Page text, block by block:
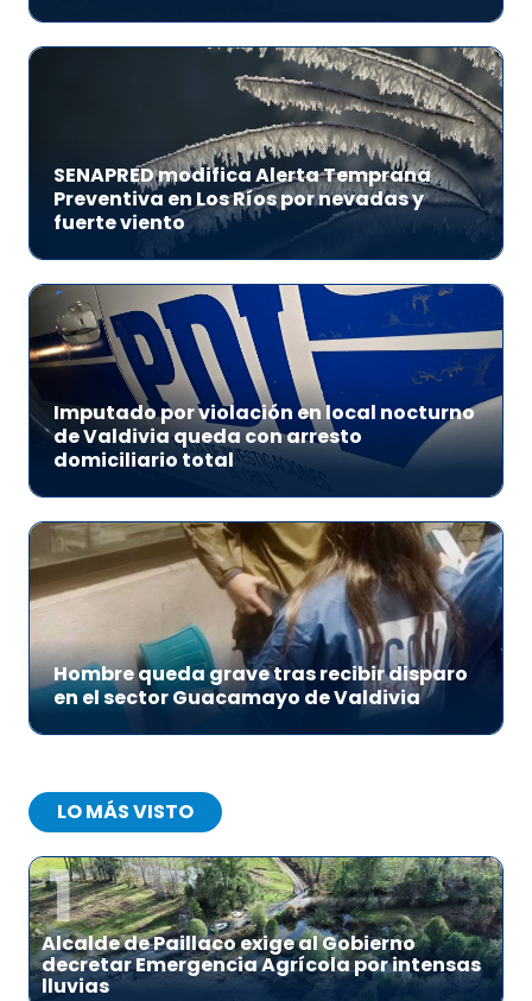
SENAPRED modifica Alerta Temprana
Preventiva en Los Ríos por nevadas y
fuerte viento
Imputado por violación en local nocturno
de Valdivia queda con arresto
domiciliario total
Hombre queda grave tras recibir disparo
en el sector Guacamayo de Valdivia
LO MÁS VISTO
1
Alcalde de Paillaco exige al Gobierno
decretar Emergencia Agrícola por intensas
lluvias